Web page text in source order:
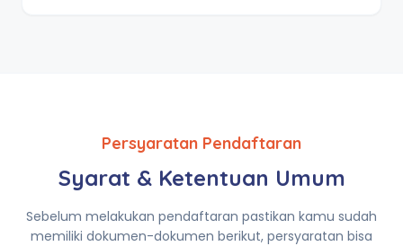
Persyaratan Pendaftaran
Syarat & Ketentuan Umum
Sebelum melakukan pendaftaran pastikan kamu sudah
memiliki dokumen-dokumen berikut, persyaratan bisa